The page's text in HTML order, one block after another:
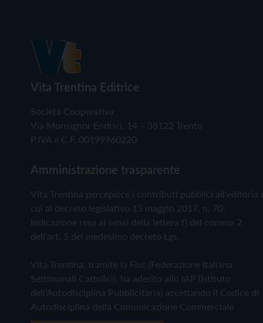
Vita Trentina Editrice
Società Cooperativa
Via Monsignor Endrici, 14 – 38122 Trento
P.IVA e C.F. 00199960220
Amministrazione trasparente
Vita Trentina percepisce i contributi pubblici all'editoria
cui al decreto legislativo 15 maggio 2017, n. 70.
Indicazione resa ai sensi della lettera f) del comma 2
dell'art. 5 del medesimo decreto Lgs.
Vita Trentina, tramite la Fisc (Federazione Italiana
Settimanali Cattolici), ha aderito allo IAP (Istituto
dell'Autodisciplina Pubblicitaria) accettando il Codice di
Autodisciplina della Comunicazione Commerciale